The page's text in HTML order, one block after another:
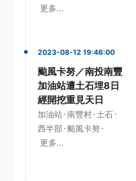
更多...
2023-08-12 19:46:00
颱風卡努／南投南豐
加油站遭土石埋8日
經開挖重見天日
加油站·南豐村· 土石·
西半部 · 颱風卡努 ·
更多...